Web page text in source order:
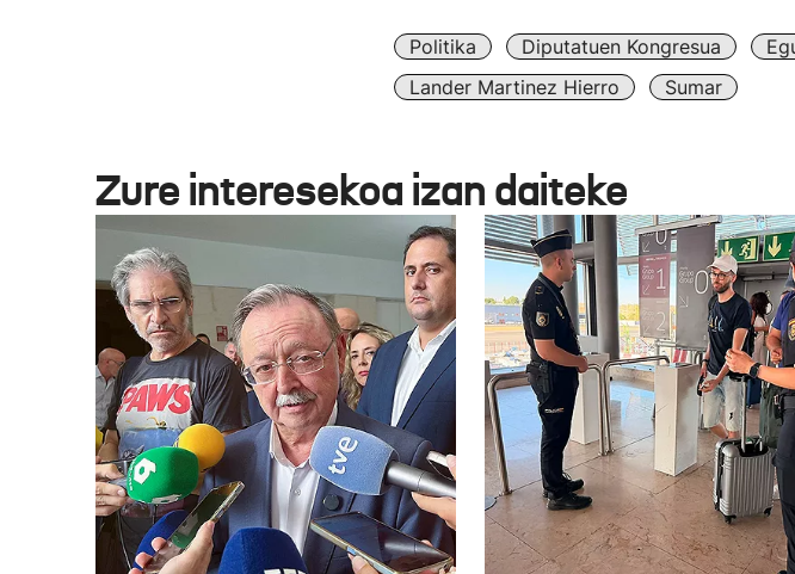
Politika Diputatuen Kongresua
Lander Martinez Hierro
Sumar
Zure interesekoa izan daiteke